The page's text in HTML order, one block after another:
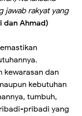
jawab rakyat yang
dan Ahmad)
kewarasan dan
kebutuhan
tumbuh,
pribadi yang